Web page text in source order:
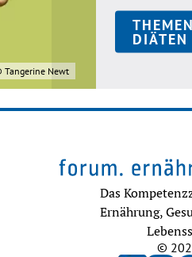
DIÄTEN
Tangerine Newt
Das
Ernährung,
©